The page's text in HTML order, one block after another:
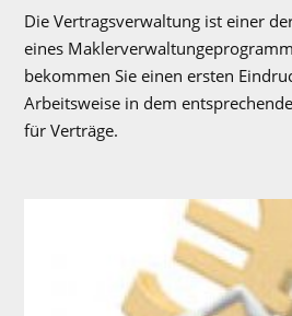
Die Vertragsverwaltung ist einer
eines
bekommen Sie einen ersten
Arbeitsweise in dem
für Verträge.